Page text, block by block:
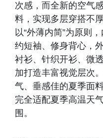
次感，而全新的空气
料，实现多层穿搭不
以“外薄内简”为原则
约短袖、修身背心，
衬衫、针织开衫、微
加打造丰富视觉层次
气、垂感佳的夏季面
完全适配夏季高温天
围。